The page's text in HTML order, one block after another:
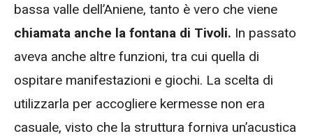
bassa valle dell’Aniene, tanto è vero che viene
chiamata anche la fontana di Tivoli. In passato
aveva anche altre funzioni, tra cui quella di
ospitare manifestazioni e giochi. La scelta di
utilizzarla per accogliere kermesse non era
casuale, visto che la struttura forniva un’acustica